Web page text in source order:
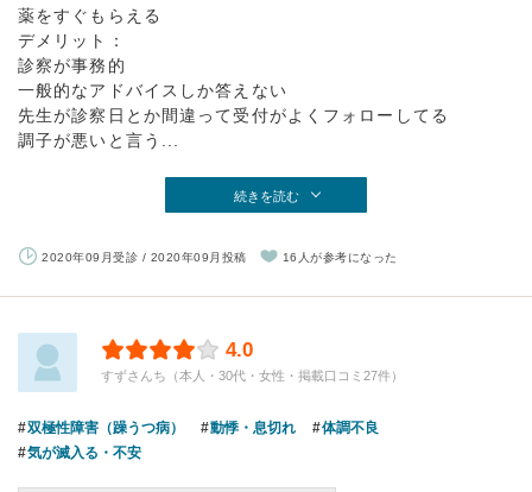
薬をすぐもらえる
デメリット：
診察が事務的
一般的なアドバイスしか答えない
先生が診察日とか間違って受付がよくフォローしてる
調子が悪いと言う...
続きを読む
2020年09月受診 / 2020年09月投稿 16人が参考になった
4.0
すずさんち（本人・30代・女性・掲載口コミ27件）
双極性障害（躁うつ病） 動悸・息切れ
体調不良
気が滅入る・不安